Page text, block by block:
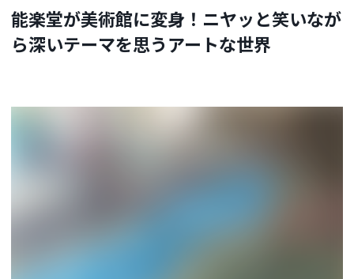
能楽堂が美術館に変身！ニヤッと笑いなが
ら深いテーマを思うアートな世界